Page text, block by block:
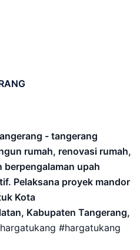
- tangerang
rumah, renovasi rumah,
upah
Pelaksana proyek mandor
Kota
Kabupaten Tangerang,
#hargatukang